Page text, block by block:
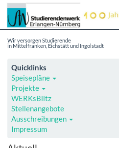
Wir versorgen Studierende
in Mittelfranken, Eichstätt und Ingolstadt
Quicklinks
Speisepläne
Projekte
WERKsBlitz
Stellenangebote
Ausschreibungen
Impressum